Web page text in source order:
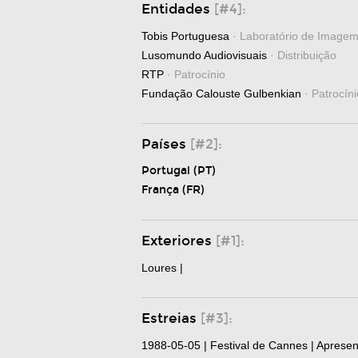
Entidades [#4]:
Tobis Portuguesa · Laboratório de Imagem
Lusomundo Audiovisuais · Distribuição
RTP · Patrocínio
Fundação Calouste Gulbenkian ·
Países [#2]:
Portugal (PT)
França (FR)
Exteriores [#1]:
Loures |
Estreias [#3]:
1988-05-05 | Festival de Cannes |